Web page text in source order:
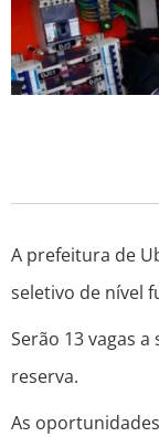
A prefeitura de
seletivo de nível
Serão 13 vagas
reserva.
As